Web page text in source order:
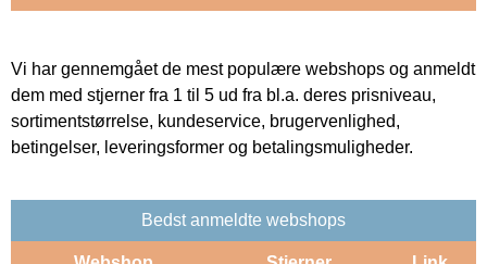
Vi har gennemgået de mest populære webshops og anmeldt
dem med stjerner fra 1 til 5 ud fra bl.a. deres prisniveau,
sortimentstørrelse, kundeservice, brugervenlighed,
betingelser, leveringsformer og betalingsmuligheder.
Bedst anmeldte webshops